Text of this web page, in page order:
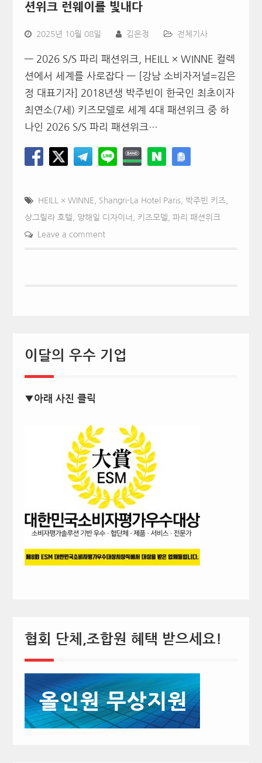
션위크 런웨이를 빛내다
2025년 10월 08일 김은정 전체기사
— 2026 S/S 파리 패션위크, HEILL × WINNE 컬렉
션에서 세계를 사로잡다 — [강남 소비자저널=김은
정 대표기자] 2018년생 박주빈이 한국인 최초이자
최연소(7세) 키즈모델로 세계 4대 패션위크 중 하
나인 2026 S/S 파리 패션위크…
HEILL × WINNE Shangri-La Hotel Paris, 박주빈 키즈,
상그릴라 호텔 양해일 디자이너 키즈모델 파리 패션위크
Leave a comment
이달의 우수 기업
▼아래 사진 클릭
협회 단체,조합원 혜택 받으세요!